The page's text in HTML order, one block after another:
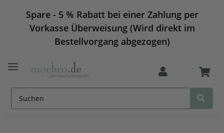
Spare - 5 % Rabatt bei einer Zahlung per
Vorkasse Überweisung (Wird direkt im
Bestellvorgang abgezogen)